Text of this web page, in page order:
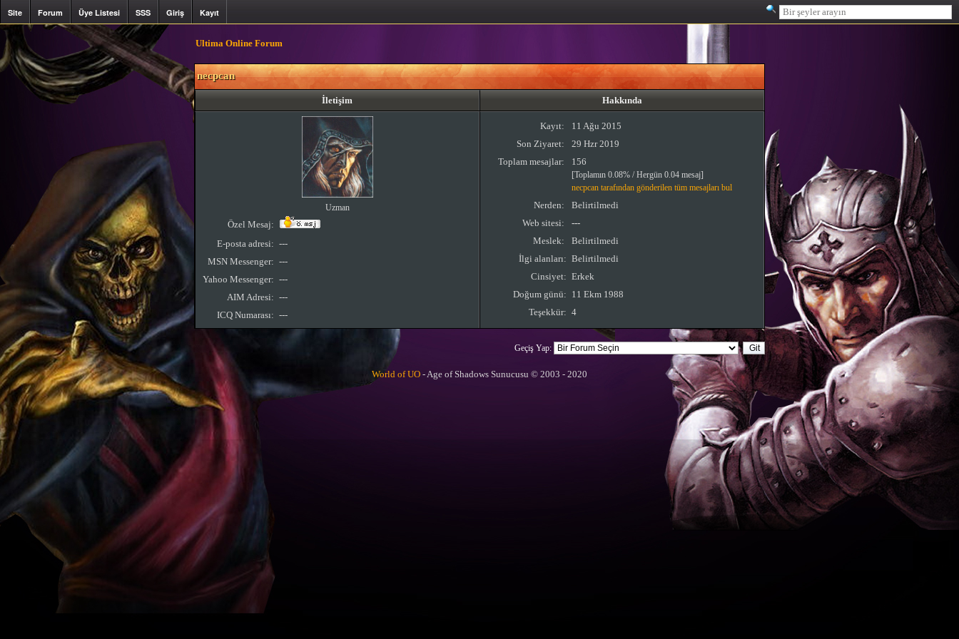
Site Forum Üye Listesi SSS Giriş Kayıt
Ultima Online Forum
necpcan
İletişim Hakkında
Uzman
Özel Mesaj:
E-posta adresi: ---
MSN Messenger: ---
Yahoo Messenger: ---
AIM Adresi: ---
ICQ Numarası: ---
Kayıt:
11 Ağu 2015
Son Ziyaret:
29 Hzr 2019
Toplam mesajlar:
156
[Toplamın 0.08% / Hergün 0.04 mesaj]
necpcan tarafından gönderilen tüm mesajları bul
Nerden:
Belirtilmedi
Web sitesi:
---
Meslek:
Belirtilmedi
İlgi alanları: Belirtilmedi
Cinsiyet: Erkek
Doğum günü: 11 Ekm 1988
Teşekkür: 4
Geçiş Yap:
World of UO - Age of Shadows Sunucusu © 2003 - 2020